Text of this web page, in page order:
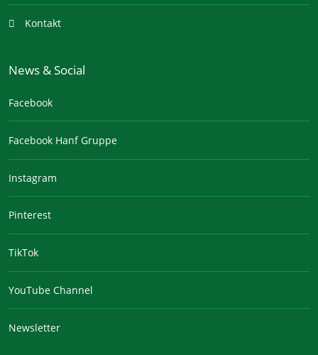
Kontakt
News & Social
Facebook
Facebook Hanf Gruppe
Instagram
Pinterest
TikTok
YouTube Channel
Newsletter